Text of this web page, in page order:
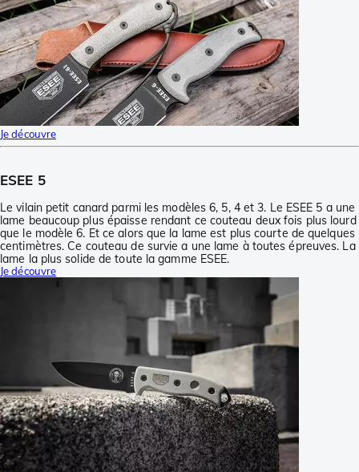
Je découvre
ESEE 5
Le vilain petit canard parmi les modèles 6, 5, 4 et 3. Le ESEE 5 a une
lame beaucoup plus épaisse rendant ce couteau deux fois plus lourd
que le modèle 6. Et ce alors que la lame est plus courte de quelques
centimètres. Ce couteau de survie a une lame à toutes épreuves. La
lame la plus solide de toute la gamme ESEE.
Je découvre